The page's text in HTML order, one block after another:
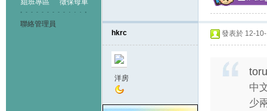
組班專區
徵保母車
聯絡管理員
hkrc
洋房
發表於 12-
中
少